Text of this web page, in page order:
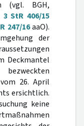
(vgl. BGH,
3 StR 406/15
247/16aaO).
der
Deckmantel
26. April
ersichtlich.
keine